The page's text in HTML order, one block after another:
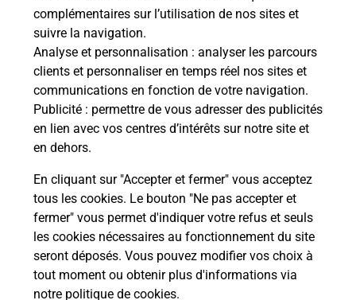
complémentaires sur l’utilisation de nos sites et
suivre la navigation.
Analyse et personnalisation : analyser les parcours
clients et personnaliser en temps réel nos sites et
communications en fonction de votre navigation.
Publicité : permettre de vous adresser des publicités
en lien avec vos centres d’intérêts sur notre site et
en dehors.
En cliquant sur "Accepter et fermer" vous acceptez
tous les cookies. Le bouton "Ne pas accepter et
fermer" vous permet d'indiquer votre refus et seuls
les cookies nécessaires au fonctionnement du site
seront déposés. Vous pouvez modifier vos choix à
tout moment ou obtenir plus d'informations via
notre politique de cookies.
Boîte aux lettres La Poste
Collecte du courrier aujourd'hui à 08h30
791 Route Du Maquis
19190 Beynat
Le lien s'ouvre dans un nouvel onglet
Localiser Liste Boîtes aux lettres Corrèze Beynat